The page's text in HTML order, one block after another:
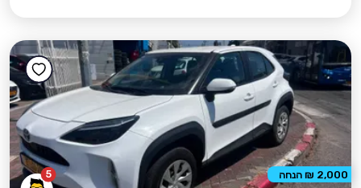
5 2,000 ₪ הנחה